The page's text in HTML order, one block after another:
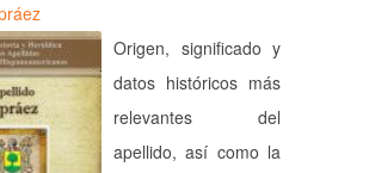
Origen, significado y
datos históricos más
relevantes del
apellido, así como la